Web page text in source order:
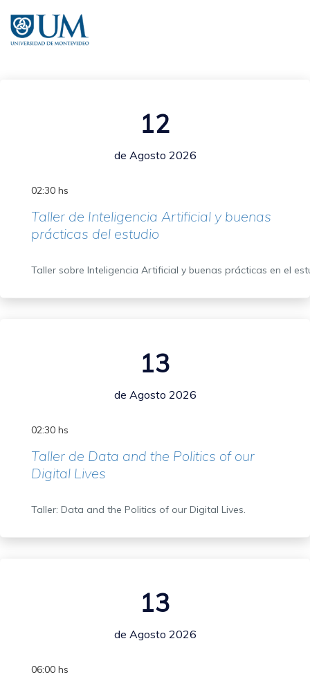
contenido
principal
12
de Agosto 2026
02:30 hs
Taller de Inteligencia Artificial y buenas
prácticas del estudio
Taller sobre Inteligencia Artificial y buenas prácticas en el
13
de Agosto 2026
02:30 hs
Taller de Data and the Politics of our
Digital Lives
Taller: Data and the Politics of our Digital Lives.
13
de Agosto 2026
06:00 hs